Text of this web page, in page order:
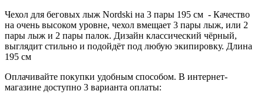
Чехол для беговых лыж Nordski на 3 пары 195 см - Качество
на очень высоком уровне, чехол вмещает 3 пары лыж, или 2
пары лыж и 2 пары палок. Дизайн классический чёрный,
выглядит стильно и подойдёт под любую экипировку. Длина
195 см
Оплачивайте покупки удобным способом. В интернет-
магазине доступно 3 варианта оплаты: